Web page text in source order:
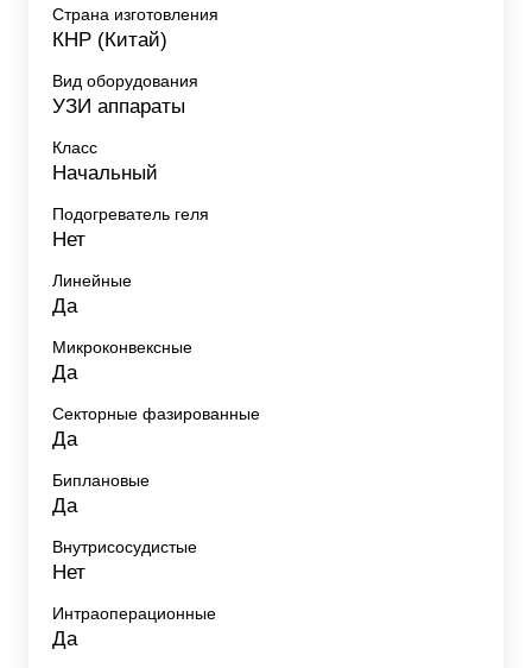
Страна изготовления
КНР (Китай)
Вид оборудования
УЗИ аппараты
Класс
Начальный
Подогреватель геля
Нет
Линейные
Да
Микроконвексные
Да
Секторные фазированные
Да
Биплановые
Да
Внутрисосудистые
Нет
Интраоперационные
Да